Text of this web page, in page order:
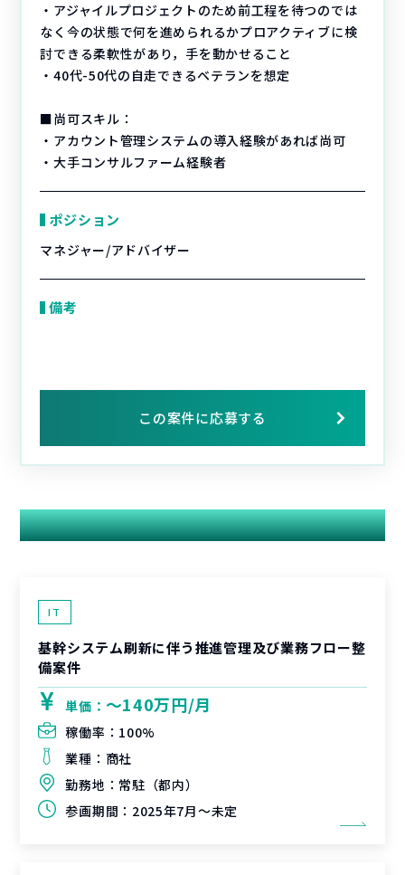
・アジャイルプロジェクトのため前工程を待つのでは
なく今の状態で何を進められるかプロアクティブに検
討できる柔軟性があり，手を動かせること
・40代-50代の自走できるベテランを想定
■尚可スキル：
・アカウント管理システムの導入経験があれば尚可
・大手コンサルファーム経験者
ポジション
マネジャー/アドバイザー
備考
この案件に応募する
関連する案件
IT
基幹システム刷新に伴う推進管理及び業務フロー整
備案件
単価： 〜140万円/月
稼働率： 100%
業種： 商社
勤務地： 常駐（都内）
参画期間： 2025年7月～未定